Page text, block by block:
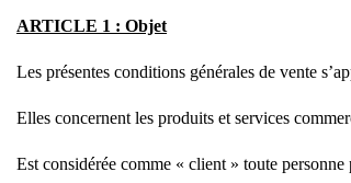
ARTICLE 1 : Objet
Les présentes conditions générales de vente
Elles concernent les produits et services
Est considérée comme « client » toute